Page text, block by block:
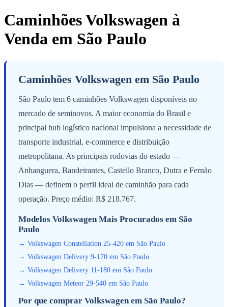
Caminhões Volkswagen à
Venda em São Paulo
Caminhões Volkswagen em São Paulo
São Paulo tem 6 caminhões Volkswagen disponíveis no
mercado de seminovos. A maior economia do Brasil e
principal hub logístico nacional impulsiona a necessidade de
transporte industrial, e-commerce e distribuição
metropolitana. As principais rodovias do estado —
Anhanguera, Bandeirantes, Castello Branco, Dutra e Fernão
Dias — definem o perfil ideal de caminhão para cada
operação. Preço médio: R$ 218.767.
Modelos Volkswagen Mais Procurados em São
Paulo
→ Volkswagen Constellation 25-420 em São Paulo
→ Volkswagen Delivery 9-170 em São Paulo
→ Volkswagen Delivery 11-180 em São Paulo
→ Volkswagen Meteor 29-540 em São Paulo
Por que comprar Volkswagen em São Paulo?